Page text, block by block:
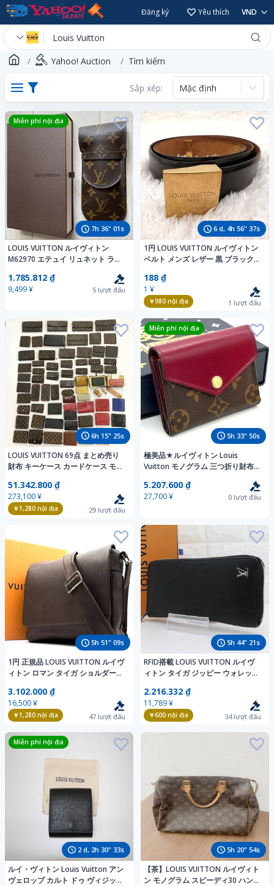
Đăng ký Yêu thích VND
Yahoo! Auction Tìm kiếm
Sắp xếp: Mặc định
7h 36" 00 s
Miễn phí nội địa
LOUIS VUITTON ルイヴィトン
M62970 エテュイ リュネット ラバ
ラス ケース ルイヴィトン モノグラ
ム
1.785.812 ₫
9,499 ¥ 5 lượt đấu
6 d, 4h 56" 36s
1円 LOUIS VUITTON ルイヴィトン
ベルト メンズ レザー 黒 ブラック
LB1000
188 ₫
1 ¥
￥980nội địa 1 lượt đấu
6h 15" 24s
LOUIS VUITTON 69点 まとめ売り
財布 キーケース カードケース モノ
ク 現状品 1円スタート
51.342.800 ₫
273,100 ¥
￥1,280nội địa 29 lượt đấu
5h 33" 49s
Miễn phí nội địa
極美品★ルイヴィトン Louis
Vuitton モノグラム 三つ折り財布
レディース コンパクト
5.207.600 ₫
27,700 ¥ 0 lượt đấu
5h 51" 08s
1円 正規品 LOUIS VUITTON ルイヴ
ィトン ロマン タイガ ショルダーバ
クロスボディ グリズリ ブラウン
3.102.000 ₫
16,500 ¥
￥1,280nội địa 47 lượt đấu
5h 44" 20 s
RFID搭載 LOUIS VUITTON ルイヴ
ィトン タイガ ジッピー ウォレット
レザー ブラック ラウンドファスナ
ー
2.216.332 ₫
11,789 ¥
￥600nội địa 34lượt đấu
2 d, 2h 30" 32s
Miễn phí nội địa
ルイ・ヴィトン Louis Vuitton アン
ヴェロップ カルト ドゥ ヴィジット
5h 20" 53s
【茶】LOUIS VUITTON ルイヴィト
ン モノグラム スピーディ30 ハンド